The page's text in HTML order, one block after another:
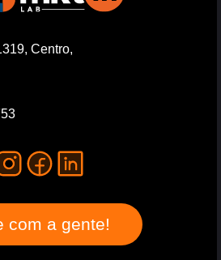
Centro,
com a gente!